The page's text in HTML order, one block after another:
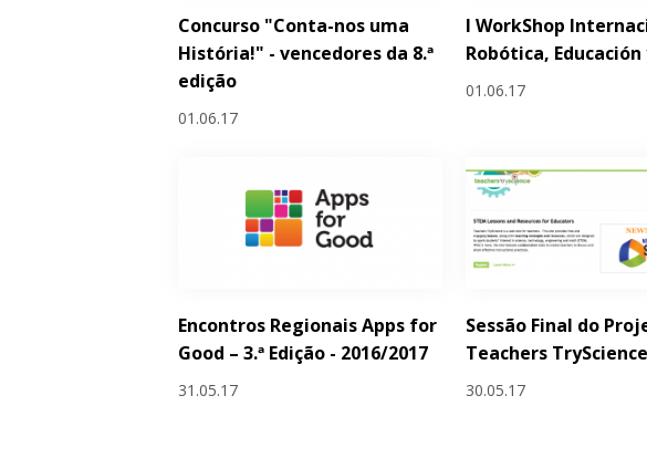
Concurso "Conta-nos uma
História!" - vencedores da 8.ª
edição
01.06.17
I WorkShop
Robótica, Educación
01.06.17
Encontros Regionais Apps for
Good – 3.ª Edição - 2016/2017
31.05.17
Sessão Final do
Teachers TryScience
30.05.17